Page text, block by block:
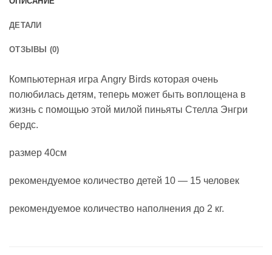
ДЕТАЛИ
ОТЗЫВЫ (0)
Компьютерная игра Angry Birds которая очень
полюбилась детям, теперь может быть воплощена в
жизнь с помощью этой милой пиньяты Стелла Энгри
бердс.
размер 40см
рекомендуемое количество детей 10 — 15 человек
рекомендуемое количество наполнения до 2 кг.